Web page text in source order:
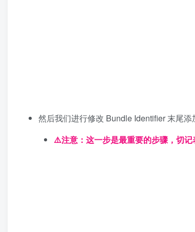
然后我们进行修改 Bundle Identifier 末尾
⚠️注意：这一步是最重要的步骤，切记